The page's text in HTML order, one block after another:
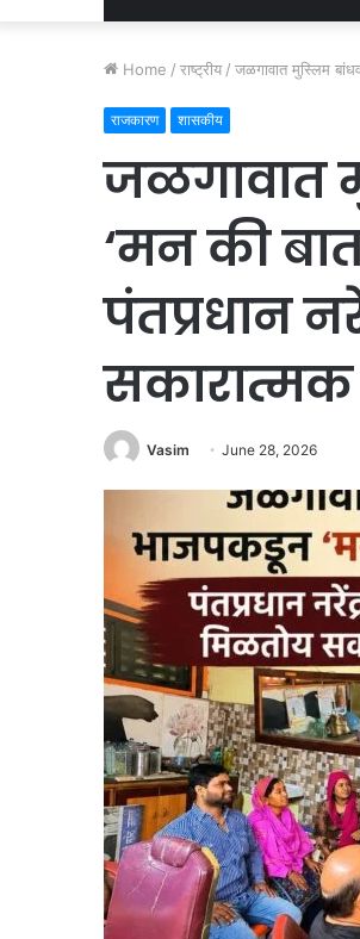
Home / राष्ट्रीय / जळगावात मुस्लिम
राजकारण शासकीय
जळगावात
‘मन की
पंतप्रधान
सकारात्मक
Vasim June 28, 2026